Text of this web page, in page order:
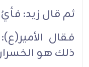
ثم قال زيد:
فقال
ذلك هو